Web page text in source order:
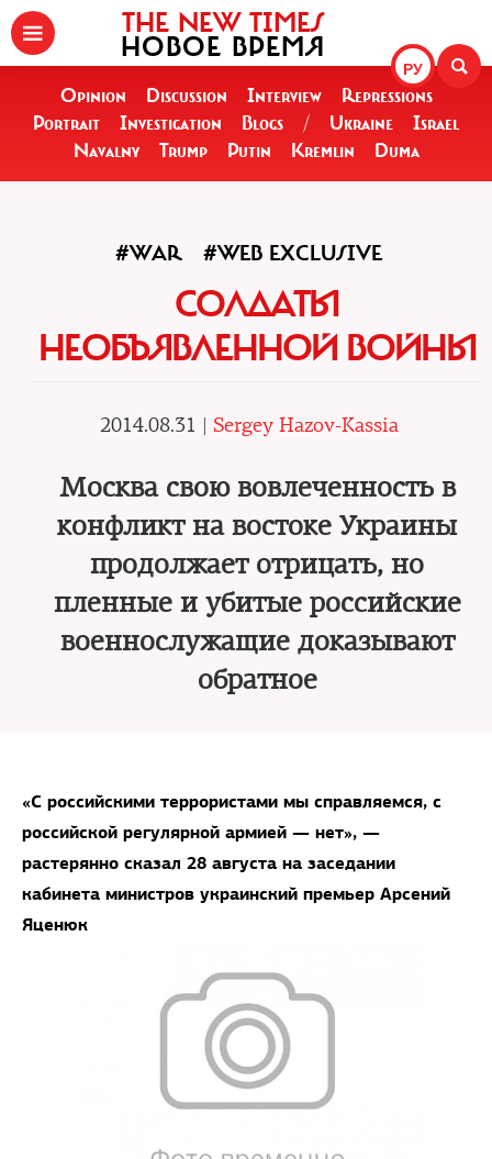
РУ
THE NEW TIMES
НОВОЕ ВРЕМЯ
Opinion Discussion Interview
Repressions
Portrait
Investigation Blogs / Ukraine
Israel
Navalny
Trump Putin Kremlin Duma
#WAR #WEB EXCLUSIVE
СОЛДАТЫ
НЕОБЪЯВЛЕННОЙ ВОЙНЫ
2014.08.31 | Sergey Hazov-Kassia
Москва свою вовлеченность в
конфликт на востоке Украины
продолжает отрицать, но
пленные и убитые российские
военнослужащие доказывают
обратное
«С российскими террористами мы справляемся, с
российской регулярной армией — нет», —
растерянно сказал 28 августа на заседании
кабинета министров украинский премьер Арсений
Яценюк